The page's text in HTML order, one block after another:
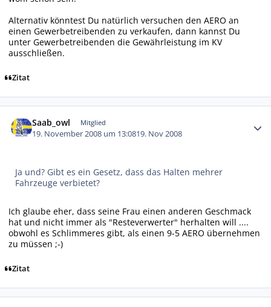
Alternativ könntest Du natürlich versuchen den AERO an
einen Gewerbetreibenden zu verkaufen, dann kannst Du
unter Gewerbetreibenden die Gewährleistung im KV
ausschließen.
Zitat
Saab_owl Mitglied
19. November 2008 um 13:0819. Nov 2008
Ja und? Gibt es ein Gesetz, dass das Halten mehrer
Fahrzeuge verbietet?
Ich glaube eher, dass seine Frau einen anderen Geschmack
hat und nicht immer als "Resteverwerter" herhalten will ....
obwohl es Schlimmeres gibt, als einen 9-5 AERO übernehmen
zu müssen ;-)
Zitat